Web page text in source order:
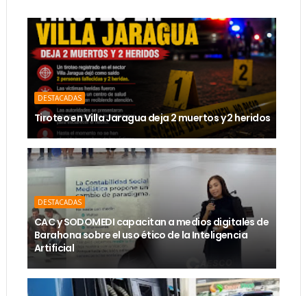
DESTACADAS
Tiroteo en Villa Jaragua deja 2 muertos y 2 heridos
DESTACADAS
CAC y SODOMEDI capacitan a medios digitales de
Barahona sobre el uso ético de la Inteligencia
Artificial